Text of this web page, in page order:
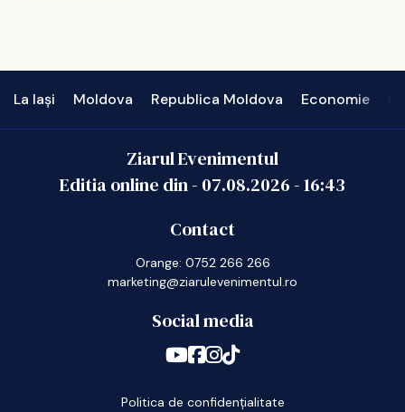
La Iași Moldova Republica Moldova Economie
Ziarul Evenimentul
Editia online din - 07.08.2026-16:43
Contact
Orange: 0752 266 266
marketing@ziarulevenimentul.ro
Social media
Politica de confidențialitate